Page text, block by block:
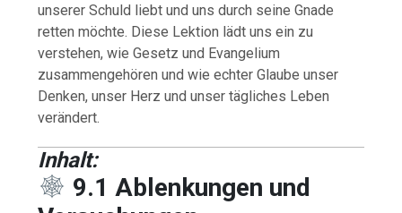
unserer Schuld liebt und uns durch seine Gnade
retten möchte. Diese Lektion lädt uns ein zu
verstehen, wie Gesetz und Evangelium
zusammengehören und wie echter Glaube unser
Denken, unser Herz und unser tägliches Leben
verändert.
Inhalt:
9.1 Ablenkungen und